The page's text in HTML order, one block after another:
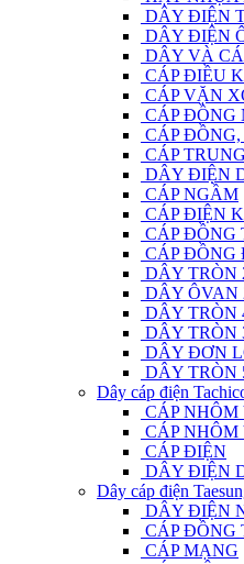
DÂY ĐIỆN
DÂY ĐIỆN
DÂY VÀ
CÁP ĐIỀU
CÁP VẶN
CÁP ĐỒNG
CÁP
CÁP
DÂY ĐIỆN
CÁP NGẦM
CÁP ĐIỆN
CÁP ĐỒNG
CÁP ĐỒNG
DÂY TRÒN
DÂY ÔVAN
DÂY TRÒN
DÂY TRÒN
DÂY ĐƠN
DÂY TRÒN
Dây cáp điện
CÁP
CÁP
CÁP ĐIỆN
DÂY ĐIỆN
Dây cáp điện
DÂY ĐIỆN
CÁP ĐỒNG
CÁP MẠNG